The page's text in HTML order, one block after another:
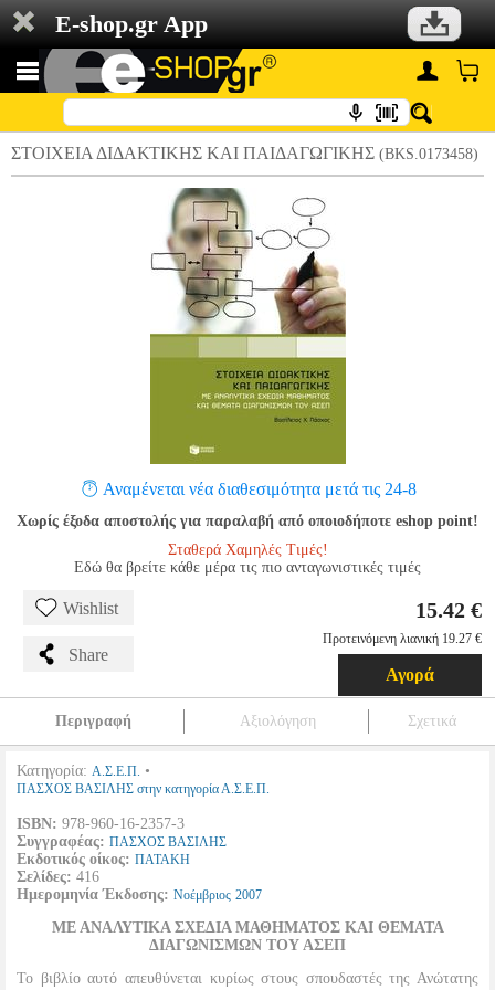
E-shop.gr App
ΣΤΟΙΧΕΙΑ ΔΙΔΑΚΤΙΚΗΣ ΚΑΙ ΠΑΙΔΑΓΩΓΙΚΗΣ (BKS.0173458)
Αναμένεται νέα διαθεσιμότητα μετά τις 24-8
Χωρίς έξοδα αποστολής για παραλαβή από οποιοδήποτε eshop point!
Σταθερά Χαμηλές Τιμές!
Εδώ θα βρείτε κάθε μέρα τις πιο ανταγωνιστικές τιμές
Wishlist
Share
15.42 €
Προτεινόμενη λιανική 19.27 €
Αγορά
Περιγραφή Αξιολόγηση Σχετικά
Κατηγορία: Α.Σ.Ε.Π. •
ΠΑΣΧΟΣ ΒΑΣΙΛΗΣ στην κατηγορία Α.Σ.Ε.Π.
ISBN: 978-960-16-2357-3
Συγγραφέας: ΠΑΣΧΟΣ ΒΑΣΙΛΗΣ
Εκδοτικός οίκος: ΠΑΤΑΚΗ
Σελίδες: 416
Ημερομηνία Έκδοσης: Νοέμβριος 2007
ΜΕ ΑΝΑΛΥΤΙΚΑ ΣΧΕΔΙΑ ΜΑΘΗΜΑΤΟΣ ΚΑΙ ΘΕΜΑΤΑ
ΔΙΑΓΩΝΙΣΜΩΝ ΤΟΥ ΑΣΕΠ
Το βιβλίο αυτό απευθύνεται κυρίως στους σπουδαστές της Ανώτατης